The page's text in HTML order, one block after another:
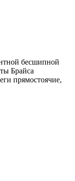
бесшипной
Брайса
прямостоячие,